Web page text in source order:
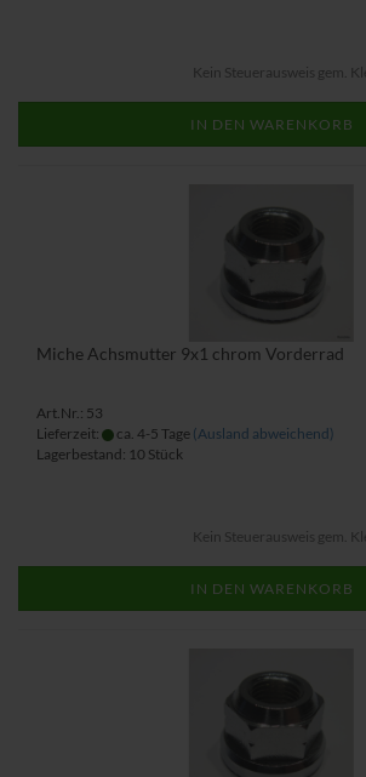
Kein Steuerausweis gem.
IN DEN WARENKORB
Miche Achsmutter 9x1 chrom Vorderrad
Art.Nr.: 53
Lieferzeit:
ca. 4-5 Tage (Ausland abweichend)
Lagerbestand: 10 Stück
Kein Steuerausweis gem.
IN DEN WARENKORB